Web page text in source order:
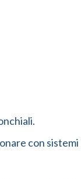
con sistemi